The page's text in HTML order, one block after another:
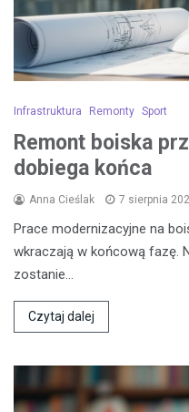
Infrastruktura Remonty Sport
Remont boiska
dobiega końca
Anna Cieślak 7 sierpnia
Prace modernizacyjne na
wkraczają w końcową fazę.
zostanie…
Czytaj dalej